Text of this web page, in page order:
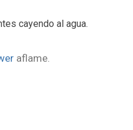
cayendo al agua.
aflame.